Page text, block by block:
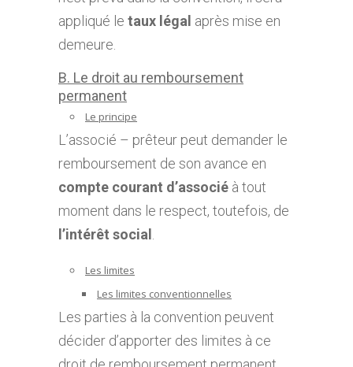
appliqué le taux légal après mise en
demeure.
B. Le droit au remboursement
permanent
Le principe
L’associé – prêteur peut demander le
remboursement de son avance en
compte courant d’associé à tout
moment dans le respect, toutefois, de
l’intérêt social
Les limites
Les limites conventionnelles
Les parties à la convention peuvent
décider d’apporter des limites à ce